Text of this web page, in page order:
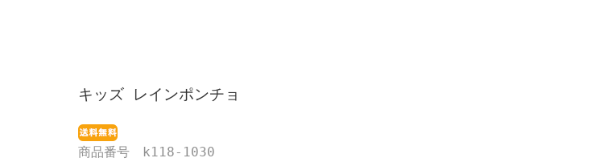
キッズ レインポンチョ
商品番号 k118-1030